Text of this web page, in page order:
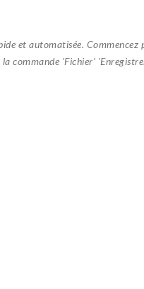
et automatisée.
commande 'Fichier'